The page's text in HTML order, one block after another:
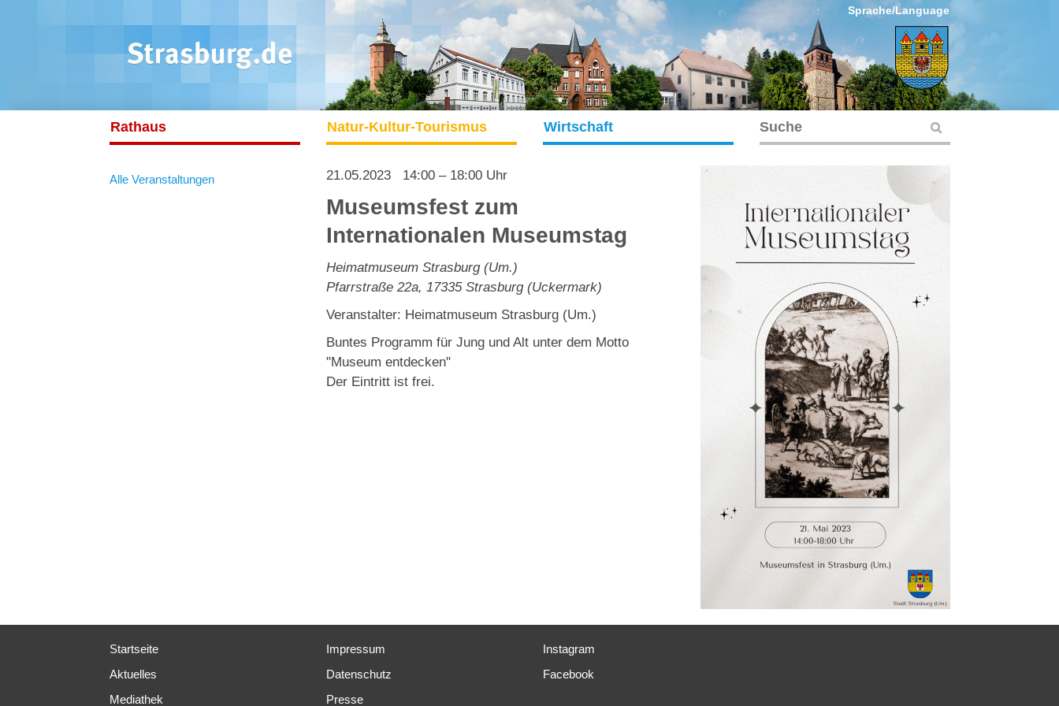
Sprache/Language
Rathaus Natur-Kultur-Tourismus Wirtschaft
Alle Veranstaltungen 21.05.2023 14:00 – 18:00 Uhr
Museumsfest zum
Internationalen Museumstag
Heimatmuseum Strasburg (Um.)
Pfarrstraße 22a, 17335 Strasburg (Uckermark)
Veranstalter: Heimatmuseum Strasburg (Um.)
Buntes Programm für Jung und Alt unter dem Motto
"Museum entdecken"
Der Eintritt ist frei.
Startseite
Aktuelles
Mediathek
Impressum
Datenschutz
Presse
Instagram
Facebook